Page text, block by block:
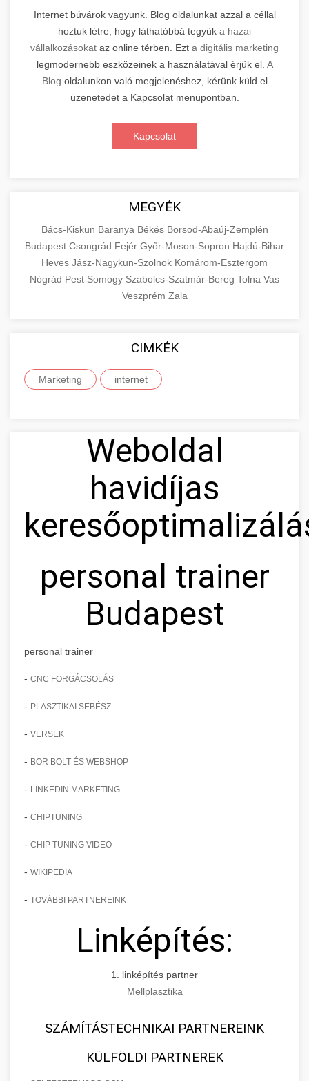
Internet búvárok vagyunk. Blog oldalunkat azzal a céllal
hoztuk létre, hogy láthatóbbá tegyük a hazai
vállalkozásokat az online térben. Ezt a digitális marketing
legmodernebb eszközeinek a használatával érjük el. A
Blog oldalunkon való megjelenéshez, kérünk küld el
üzenetedet a Kapcsolat menüpontban.
Kapcsolat
MEGYÉK
Bács-Kiskun Baranya Békés Borsod-Abaúj-Zemplén
Budapest Csongrád Fejér Győr-Moson-Sopron Hajdú-Bihar
Heves Jász-Nagykun-Szolnok Komárom-Esztergom
Nógrád Pest Somogy Szabolcs-Szatmár-Bereg Tolna Vas
Veszprém Zala
CIMKÉK
Marketing internet
Weboldal
havidíjas
personal trainer
Budapest
personal trainer
- CNC FORGÁCSOLÁS
- PLASZTIKAI SEBÉSZ
- VERSEK
- BOR BOLT ÉS WEBSHOP
- LINKEDIN MARKETING
- CHIPTUNING
- CHIP TUNING VIDEO
- WIKIPEDIA
- TOVÁBBI PARTNEREINK
Linképítés:
1. linképítés partner
Mellplasztika
SZÁMÍTÁSTECHNIKAI PARTNEREINK
KÜLFÖLDI PARTNEREK